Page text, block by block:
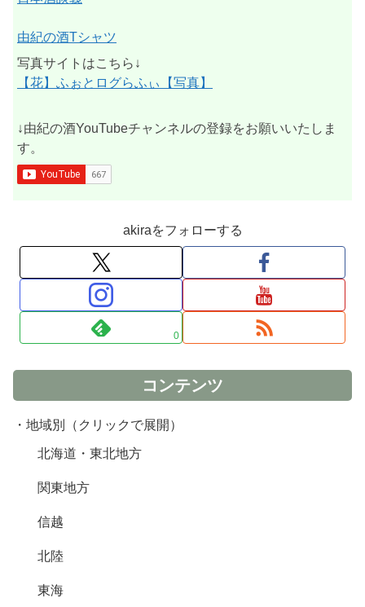
由紀の酒Tシャツ
写真サイトはこちら↓
【花】ふぉとログらふぃ【写真】
↓由紀の酒YouTubeチャンネルの登録をお願いいたしま
す。
akiraをフォローする
0
コンテンツ
・地域別（クリックで展開）
北海道・東北地方
関東地方
信越
北陸
東海